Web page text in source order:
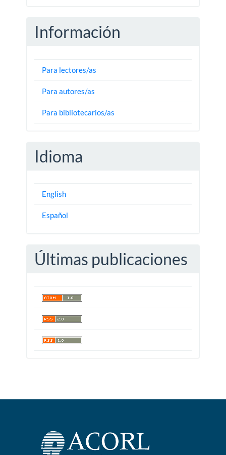
Información
Para lectores/as
Para autores/as
Para bibliotecarios/as
Idioma
English
Español
Últimas publicaciones